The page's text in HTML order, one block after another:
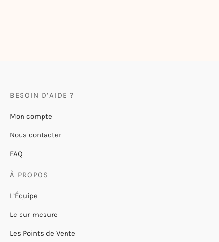
BESOIN D’AIDE ?
Mon compte
Nous contacter
FAQ
À PROPOS
L’Équipe
Le sur-mesure
Les Points de Vente